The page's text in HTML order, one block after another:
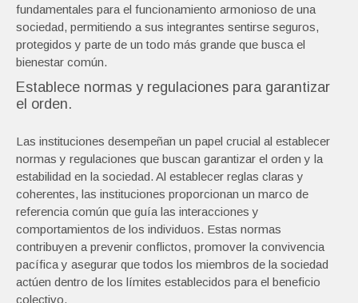
fundamentales para el funcionamiento armonioso de una
sociedad, permitiendo a sus integrantes sentirse seguros,
protegidos y parte de un todo más grande que busca el
bienestar común.
Establece normas y regulaciones para garantizar
el orden.
Las instituciones desempeñan un papel crucial al establecer
normas y regulaciones que buscan garantizar el orden y la
estabilidad en la sociedad. Al establecer reglas claras y
coherentes, las instituciones proporcionan un marco de
referencia común que guía las interacciones y
comportamientos de los individuos. Estas normas
contribuyen a prevenir conflictos, promover la convivencia
pacífica y asegurar que todos los miembros de la sociedad
actúen dentro de los límites establecidos para el beneficio
colectivo.